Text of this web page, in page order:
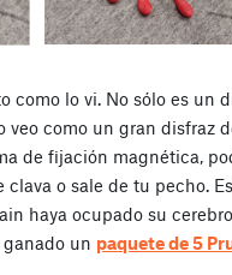
como lo vi. No sólo es un
veo como un gran disfraz
de fijación magnética,
o sale de tu pecho.
haya ocupado su
un paquete de 5